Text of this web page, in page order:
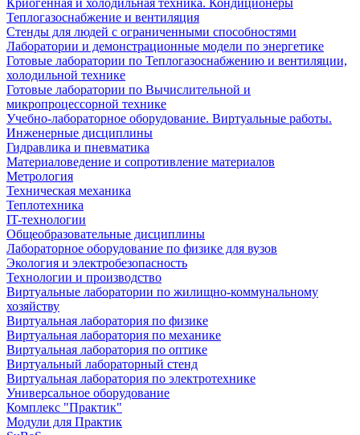
Криогенная и холодильная техника. Кондиционеры
Теплогазоснабжение и вентиляция
Стенды для людей с ограниченными способностями
Лаборатории и демонстрационные модели по энергетике
Готовые лаборатории по Теплогазоснабжению и вентиляции,
холодильной технике
Готовые лаборатории по Вычислительной и
микропроцессорной технике
Учебно-лабораторное оборудование. Виртуальные работы.
Инженерные дисциплины
Гидравлика и пневматика
Материаловедение и сопротивление материалов
Метрология
Техническая механика
Теплотехника
IT-технологии
Общеобразовательные дисциплины
Лабораторное оборудование по физике для вузов
Экология и электробезопасность
Технологии и производство
Виртуальные лаборатории по жилищно-коммунальному
хозяйству
Виртуальная лаборатория по физике
Виртуальная лаборатория по механике
Виртуальная лаборатория по оптике
Виртуальный лабораторный стенд
Виртуальная лаборатория по электротехнике
Универсальное оборудование
Комплекс "Практик"
Модули для Практик